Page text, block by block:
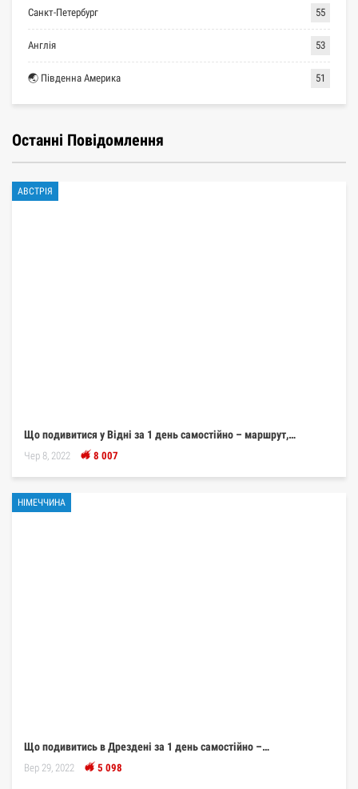
Санкт-Петербург 55
Англія 53
🌏 Південна Америка 51
Останні Повідомлення
АВСТРІЯ
Що подивитися у Відні за 1 день самостійно – маршрут,…
Чер 8, 2022 8 007
НІМЕЧЧИНА
Що подивитись в Дрездені за 1 день самостійно –…
Вер 29, 2022 5 098